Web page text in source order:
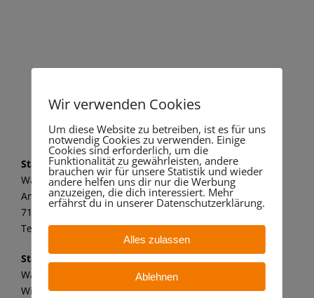
Anfrage!
Standort Marbach
Wandaa GmbH
Am alten Kraftwerk 1
71672 Marbach a. N.
Tel.: 07144 8062 149
Standort Bergheim
Wandaa GmbH
Willy-Messerschmitt-Str. 6
Wir verwenden Cookies
Um diese Website zu betreiben, ist es für uns
notwendig Cookies zu verwenden. Einige
Cookies sind erforderlich, um die
Funktionalität zu gewährleisten, andere
brauchen wir für unsere Statistik und wieder
andere helfen uns dir nur die Werbung
anzuzeigen, die dich interessiert. Mehr
erfährst du in unserer Datenschutzerklärung.
Alles zulassen
Ablehnen